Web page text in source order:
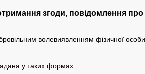
згоди, повідомлення про
волевиявленням фізичної
у таких формах: